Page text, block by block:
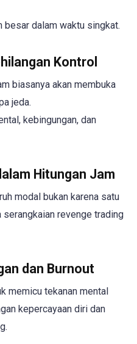
besar dalam waktu singkat.
Kontrol
biasanya akan membuka
jeda.
kebingungan, dan
Hitungan Jam
modal bukan karena satu
revenge trading
dan Burnout
memicu tekanan mental
kepercayaan diri dan